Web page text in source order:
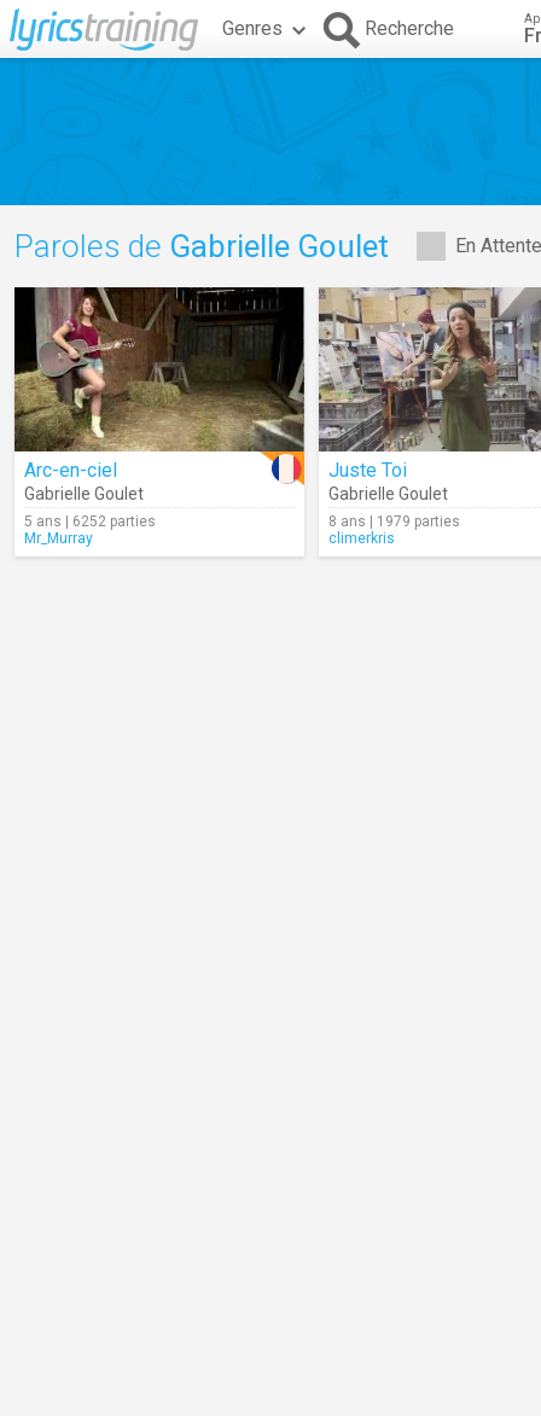
Genres Recherche
En
Paroles de Gabrielle Goulet
Arc-en-ciel
Gabrielle Goulet
5 ans | 6252 parties
Mr_Murray
Juste Toi
Gabrielle Goulet
8 ans | 1979 parties
climerkris